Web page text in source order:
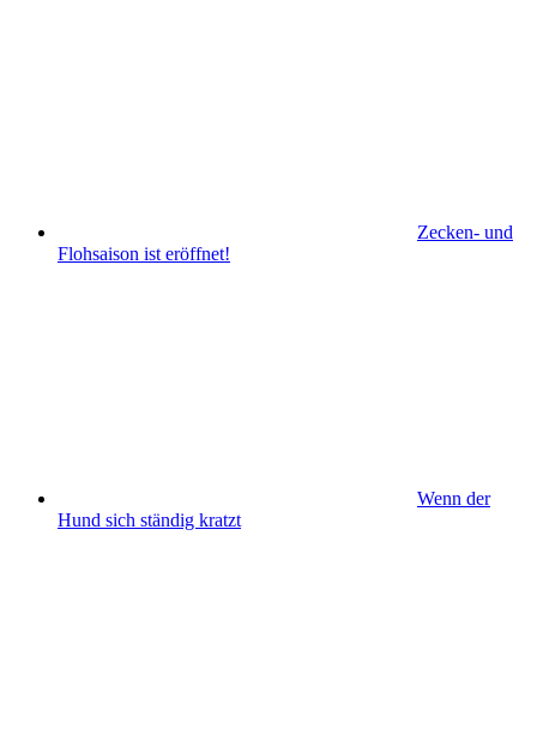
Zecken- und
Flohsaison ist eröffnet!
Wenn der
Hund sich ständig kratzt